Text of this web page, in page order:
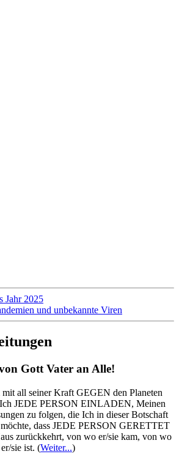
Jahr 2025
und unbekannte Viren
Gott Vater an Alle!
all seiner Kraft GEGEN den Planeten
Ich JEDE PERSON EINLADEN, Meinen
zu folgen, die Ich in dieser Botschaft
dass JEDE PERSON GERETTET
zurückkehrt, von wo er/sie kam, von wo
sie ist. (Weiter...)